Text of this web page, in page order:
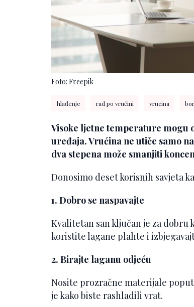
Foto: Freepik
hlađenje rad po vrućini vrucina
Visoke ljetne temperature mogu
uređaja. Vrućina ne utiče samo
dva stepena može smanjiti
Donosimo deset korisnih savjeta
1. Dobro se naspavajte
Kvalitetan san ključan je za dobru
koristite lagane plahte i
2. Birajte laganu odjeću
Nosite prozračne materijale
je kako biste rashladili vrat.